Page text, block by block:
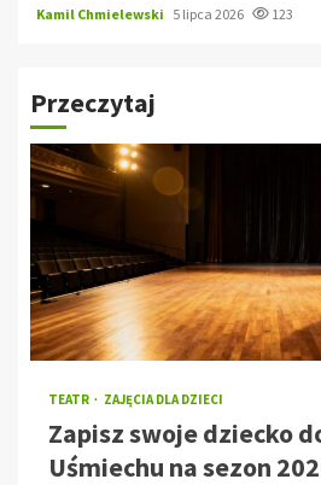
Kamil Chmielewski 5 lipca 2026 123
Przeczytaj
TEATR ZAJĘCIA DLA DZIECI
Zapisz swoje dziecko
Uśmiechu na sezon